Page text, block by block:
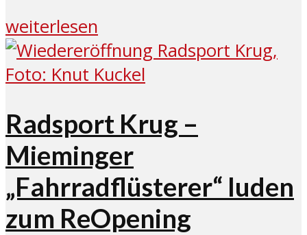
weiterlesen
Radsport Krug –
Mieminger
„Fahrradflüsterer“ luden
zum ReOpening